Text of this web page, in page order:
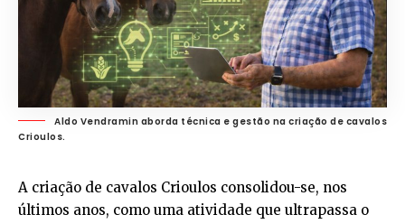
Aldo Vendramin aborda técnica e gestão na criação de cavalos
Crioulos.
A criação de cavalos Crioulos consolidou-se, nos
últimos anos, como uma atividade que ultrapassa o